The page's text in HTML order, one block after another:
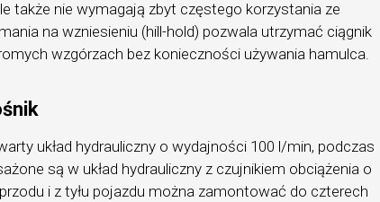
także nie wymagają zbyt częstego korzystania ze
na wzniesieniu (hill-hold) pozwala utrzymać ciągnik
wzgórzach bez konieczności używania hamulca.
układ hydrauliczny o wydajności 100 l/min, podczas
są w układ hydrauliczny z czujnikiem obciążenia o
i z tyłu pojazdu można zamontować do czterech